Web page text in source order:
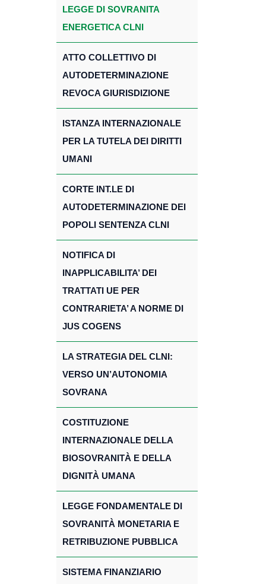
LEGGE DI SOVRANITA
ENERGETICA CLNI
ATTO COLLETTIVO DI
AUTODETERMINAZIONE
REVOCA GIURISDIZIONE
ISTANZA INTERNAZIONALE
PER LA TUTELA DEI DIRITTI
UMANI
CORTE INT.LE DI
AUTODETERMINAZIONE DEI
POPOLI SENTENZA CLNI
NOTIFICA DI
INAPPLICABILITA’ DEI
TRATTATI UE PER
CONTRARIETA’ A NORME DI
JUS COGENS
LA STRATEGIA DEL CLNI:
VERSO UN’AUTONOMIA
SOVRANA
COSTITUZIONE
INTERNAZIONALE DELLA
BIOSOVRANITÀ E DELLA
DIGNITÀ UMANA
LEGGE FONDAMENTALE DI
SOVRANITÀ MONETARIA E
RETRIBUZIONE PUBBLICA
SISTEMA FINANZIARIO